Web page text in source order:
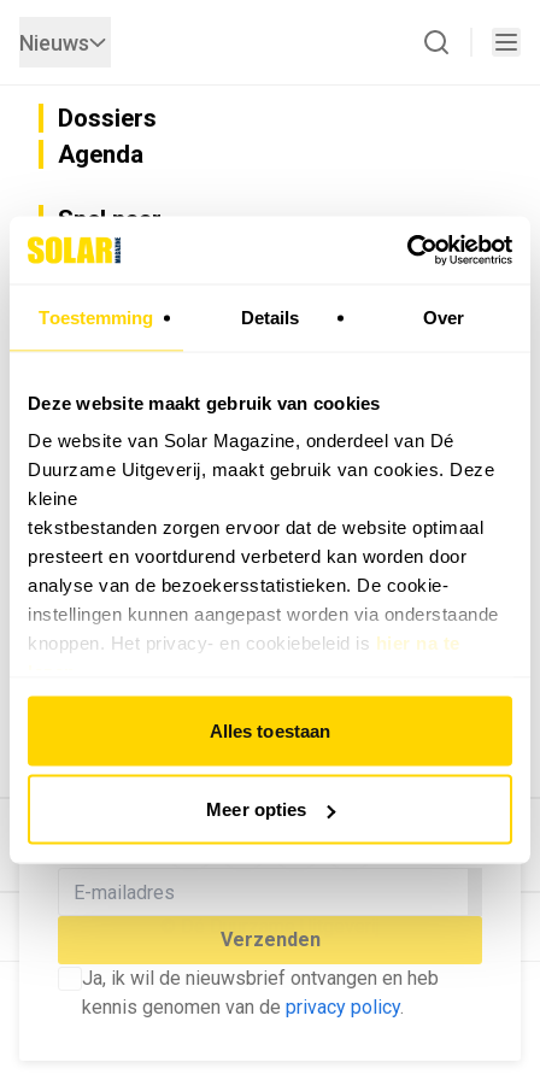
Toestemming Details Over
Deze website maakt gebruik van cookies
De website van Solar Magazine, onderdeel van Dé
Duurzame Uitgeverij, maakt gebruik van cookies. Deze
kleine
tekstbestanden zorgen ervoor dat de website optimaal
presteert en voortdurend verbeterd kan worden door
analyse van de bezoekersstatistieken. De cookie-
instellingen kunnen aangepast worden via onderstaande
knoppen. Het privacy- en cookiebeleid is hier na te
Alles toestaan
Meer opties
MELD U AAN VOOR ONZE
NIEUWSBRIEF
Blijf op de hoogte van het laatste nieuws!
Verzenden
Ja, ik wil de nieuwsbrief ontvangen en heb
kennis genomen van de privacy policy.
Nieuws
Dossiers
Agenda
Snel naar
Privacy
Nieuwsbrief
Vacatures
Installateurzoeker
Cookievoorkeuren wijzigen
English
Geef ons feedback
Vertel ons wat je van onze website vindt.
Tip de redactie
Bekijk hier de mogelijkheden.
© Dé Duurzame Uitgeverij